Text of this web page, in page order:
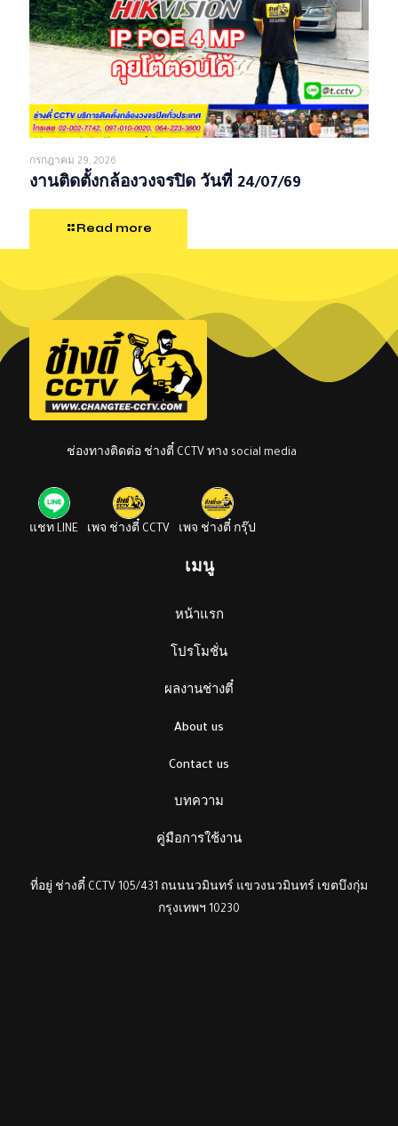
กรกฎาคม 29, 2026
งานติดตั้งกล้องวงจรปิด วันที่ 24/07/69
Read more
ช่องทางติดต่อ ช่างตี๋ CCTV ทาง social media
แชท LINE เพจ ช่างตี๋ CCTV เพจ ช่างตี๋ กรุ๊ป
เมนู
หน้าแรก
โปรโมชั่น
ผลงานช่างตี๋
About us
Contact us
บทความ
คู่มือการใช้งาน
ที่อยู่ ช่างตี๋ CCTV 105/431 ถนนนวมินทร์ แขวงนวมินทร์ เขตบึงกุ่ม
กรุงเทพฯ 10230